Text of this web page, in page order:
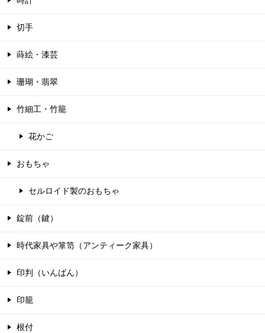
切手
蒔絵・漆芸
珊瑚・翡翠
竹細工・竹籠
花かご
おもちゃ
セルロイド製のおもちゃ
錠前（鍵）
時代家具や箪笥（アンティーク家具）
印判（いんばん）
印籠
根付